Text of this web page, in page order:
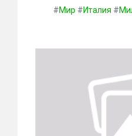
#Мир #Италия #